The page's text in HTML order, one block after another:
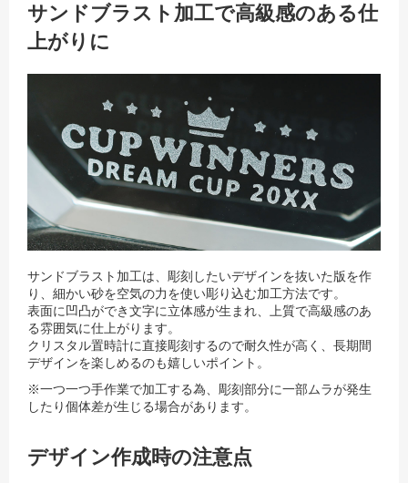
サンドブラスト加工で高級感のある仕
上がりに
サンドブラスト加工は、彫刻したいデザインを抜いた版を作
り、細かい砂を空気の力を使い彫り込む加工方法です。
表面に凹凸ができ文字に立体感が生まれ、上質で高級感のあ
る雰囲気に仕上がります。
クリスタル置時計に直接彫刻するので耐久性が高く、長期間
デザインを楽しめるのも嬉しいポイント。
※一つ一つ手作業で加工する為、彫刻部分に一部ムラが発生
したり個体差が生じる場合があります。
デザイン作成時の注意点